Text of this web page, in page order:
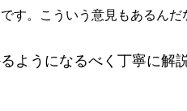
す。こういう意見もあるん
ようになるべく丁寧に解